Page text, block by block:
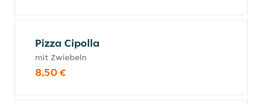
Pizza Cipolla
mit Zwiebeln
8,50 €